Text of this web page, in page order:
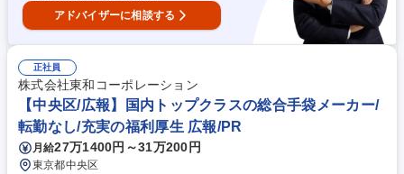
アドバイザーに相談する
正社員
株式会社東和コーポレーション
【中央区/広報】国内トップクラスの総合手袋メーカー/
転勤なし/充実の福利厚生 広報/PR
月給27万1400円～31万200円
東京都中央区